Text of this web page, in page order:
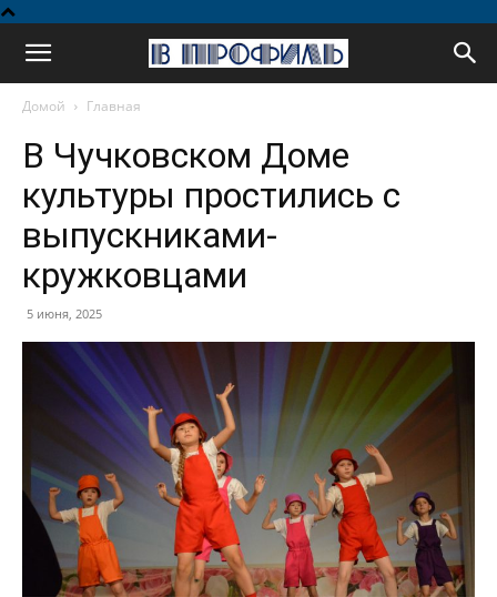
Домой Главная
В Чучковском Доме
культуры простились с
выпускниками-
кружковцами
5 июня, 2025